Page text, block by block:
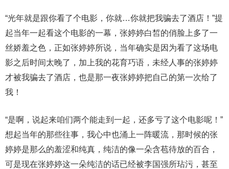
“光年就是跟你看了个电影，你就…你就把我骗去了酒店！”提
起当年一起看这个电影的一幕，张婷婷白皙的俏脸上多了一
丝娇羞之色，正如张婷婷所说，当年确实是因为看了这场电
影之后时间太晚了，加上我的花育巧语，未经人事的张婷婷
才被我骗去了酒店，也是那一夜张婷婷把自己的第一次给了
我！
“是啊，说起来咱们两个能走到一起，还多亏了这个电影呢！”
想起当年的那些往事，我心中也涌上一阵暖流，那时候的张
婷婷是那么的羞涩和纯真，纯洁的像一朵含苞待放的百合，
可是现在张婷婷这一朵纯洁的话已经被李国强所玷污，甚至